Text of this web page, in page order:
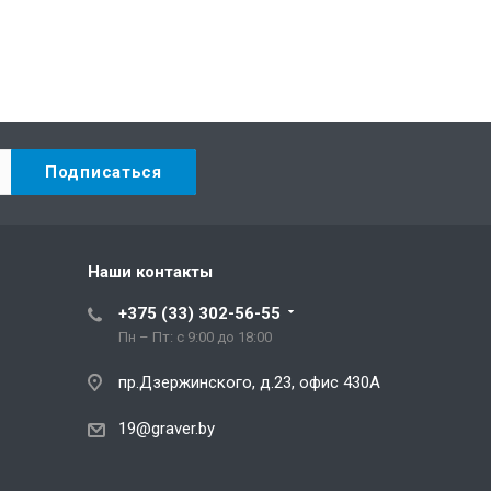
Наши контакты
+375 (33) 302-56-55
Пн – Пт: с 9:00 до 18:00
пр.Дзержинского, д.23, офис 430А
19@graver.by